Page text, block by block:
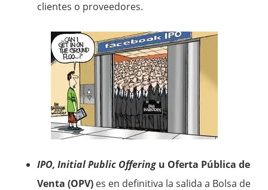
clientes o proveedores.
IPO, Initial Public Offeringu Oferta Pública de
Venta (OPV) es en definitiva la salida a Bolsa de